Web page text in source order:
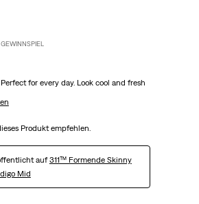
for every day. Look cool and fresh
Produkt empfehlen.
auf311™ Formende Skinny
Mid